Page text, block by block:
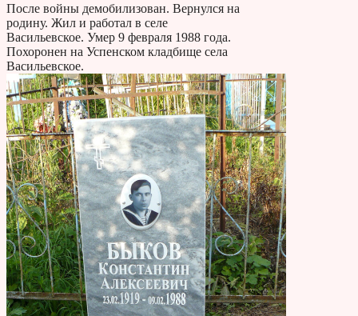
После войны демобилизован. Вернулся на
родину. Жил и работал в селе
Васильевское. Умер 9 февраля 1988 года.
Похоронен на Успенском кладбище села
Васильевское.